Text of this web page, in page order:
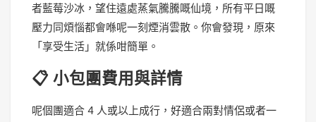
者藍莓沙冰，望住遠處蒸氣騰騰嘅仙境，所有平日嘅
壓力同煩惱都會喺呢一刻煙消雲散。你會發現，原來
「享受生活」就係咁簡單。
📋 小包團費用與詳情
呢個團適合 4 人或以上成行，好適合兩對情侶或者一